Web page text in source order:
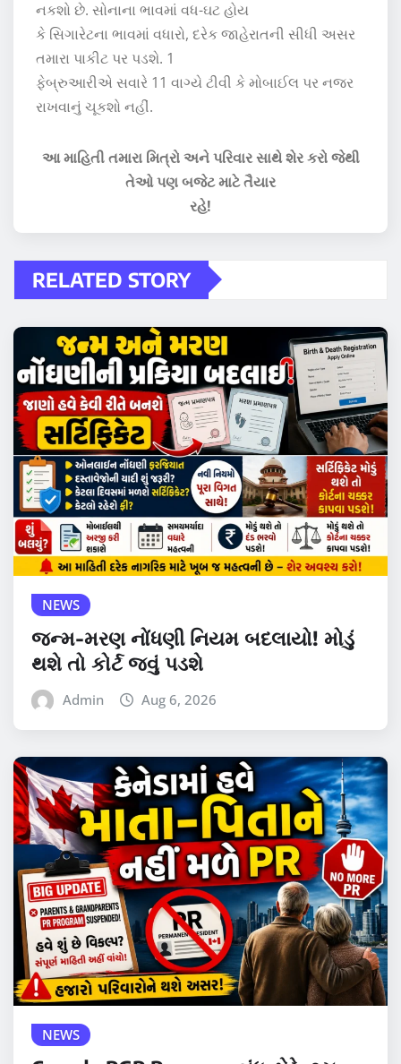
નકશો છે. સોનાના ભાવમાં વધ-ઘટ હોય
કે સિગારેટના ભાવમાં વધારો, દરેક જાહેરાતની સીધી અસર
તમારા પાકીટ પર પડશે. 1
ફેબ્રુઆરીએ સવારે 11 વાગ્યે ટીવી કે મોબાઈલ પર નજર
રાખવાનું ચૂકશો નહીં.
આ માહિતી તમારા મિત્રો અને પરિવાર સાથે શેર કરો જેથી
તેઓ પણ બજેટ માટે તૈયાર
રહે!
RELATED STORY
NEWS
જન્મ-મરણ નોંધણી નિયમ બદલાયો! મોડું
થશે તો કોર્ટ જવું પડશે
Admin Aug 6, 2026
NEWS